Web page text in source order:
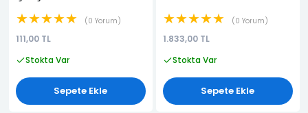
★★★★★ 0 Yorum
111,00 TL
Stokta Var
Sepete Ekle
★★★★★ 0 Yorum
1.833,00 TL
Stokta Var
Sepete Ekle